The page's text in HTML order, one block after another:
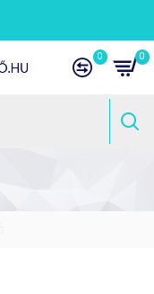
0 0